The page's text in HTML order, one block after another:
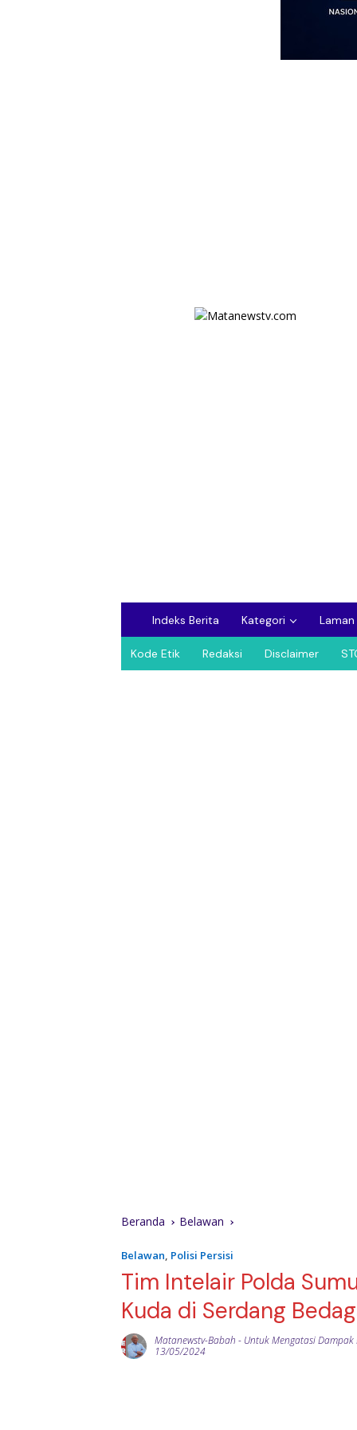
Indeks Berita Kategori Laman
Kode Etik Redaksi Disclaimer
Beranda Belawan
Belawan, Polisi Persisi
Tim Intelair Polda
Kuda di Serdang
Matanewstv-Babah - Untuk Mengatasi Dampak
13/05/2024